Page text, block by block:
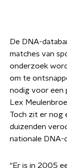
De DNA-
matches van
onderzoek
om te
nodig voor een
Lex
Toch zit er nog
duizenden
nationale DNA-
‘‘Er is in 2005